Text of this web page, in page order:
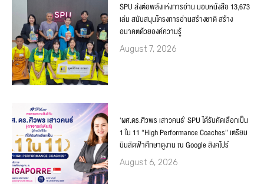
SPU ส่งต่อพลังแห่งการอ่าน มอบหนังสือ 13,673
เล่ม สนับสนุนโครงการอ่านสร้างชาติ สร้าง
อนาคตด้วยองค์ความรู้
August 7, 2026
‘ผศ.ดร.ศิวพร เสาวคนธ์’ SPU ได้รับคัดเลือกเป็น
1 ใน 11 “High Performance Coaches” เตรียม
บินลัดฟ้าศึกษาดูงาน ณ Google สิงคโปร์
August 6, 2026